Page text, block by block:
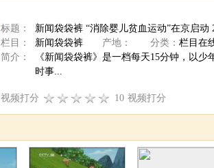
标题：
新闻袋袋裤 “消除婴儿贫血运动”在京启动
栏目：
新闻袋袋裤 产地： 分类： 栏目在
简介：
《新闻袋袋裤》是一档每天15分钟，以
时事...
视频打分 10 视频打分